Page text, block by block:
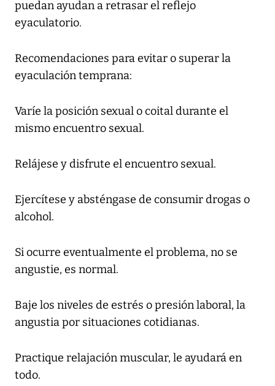
puedan ayudan a retrasar el reflejo
eyaculatorio.
Recomendaciones para evitar o superar la
eyaculación temprana:
Varíe la posición sexual o coital durante el
mismo encuentro sexual.
Relájese y disfrute el encuentro sexual.
Ejercítese y absténgase de consumir drogas o
alcohol.
Si ocurre eventualmente el problema, no se
angustie, es normal.
Baje los niveles de estrés o presión laboral, la
angustia por situaciones cotidianas.
Practique relajación muscular, le ayudará en
todo.